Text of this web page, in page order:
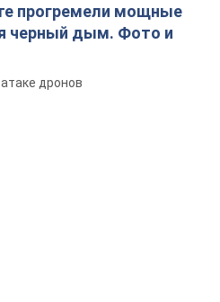
прогремели мощные
черный дым. Фото и
дронов